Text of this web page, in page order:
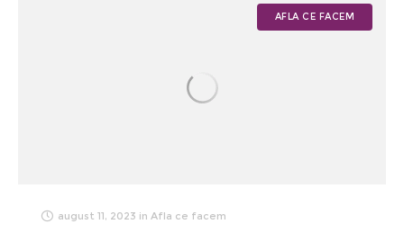
AFLA CE FACEM
august 11, 2023 in Afla ce facem